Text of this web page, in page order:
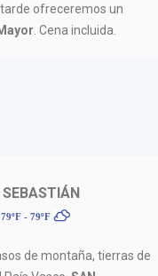
ofreceremos un
. Cena incluida.
- 79ºF
de montaña, tierras de